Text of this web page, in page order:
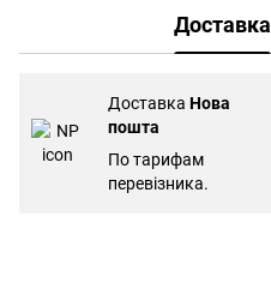
Доставка
Доставка Нова
пошта
По тарифам
перевізника.